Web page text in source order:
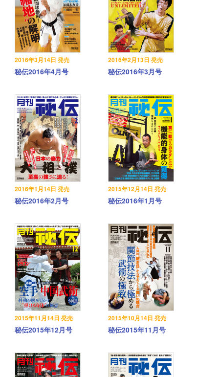
2016年3月14日 発売
秘伝2016年4月号
2016年2月13日 発売
秘伝2016年3月号
2016年1月14日 発売
秘伝2016年2月号
2015年12月14日 発売
秘伝2016年1月号
2015年11月14日 発売
秘伝2015年12月号
2015年10月14日 発売
秘伝2015年11月号